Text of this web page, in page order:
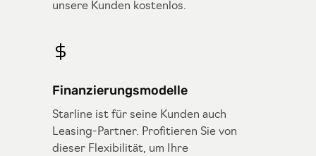
unsere Kunden kostenlos.
Finanzierungsmodelle
Starline ist für seine Kunden auch
Leasing-Partner. Profitieren Sie von
dieser Flexibilität, um Ihre